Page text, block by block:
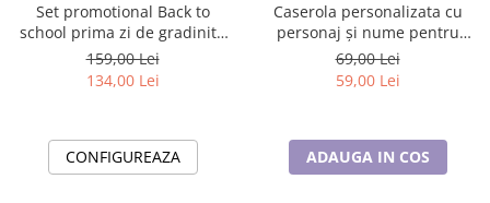
Set promotional Back to
school prima zi de gradinita
scoala din bumbac fotbal
ABS342
159,00 Lei
134,00 Lei
CONFIGUREAZA
Caserola personalizata cu
personaj și nume pentru
sandwich Back to school
SN201
69,00 Lei
59,00 Lei
ADAUGA IN COS